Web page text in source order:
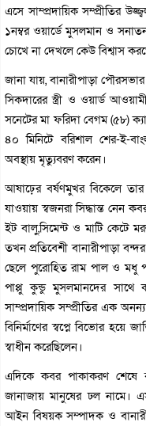
এসে সাম্প্রদায়িক সম্প্রীতির
১নম্বর ওয়ার্ডে মুসলমান ও সনাতন
চোখে না দেখলে কেউ বিশ্বাস
জানা যায়, বানারীপাড়া
সিকদারের স্ত্রী ও ওয়ার্ড
সনেটের মা ফরিদা বেগম (৫৮)
৪০ মিনিটে বরিশাল শের-ই-
অবস্থায় মৃত্যুবরণ করেন।
আষাঢ়ের বর্ষণমুখর বিকেলে
যাওয়ায় স্বজনরা সিদ্ধান্ত নেন
ইট বালু,সিমেন্ট ও মাটি কেটে
তখন প্রতিবেশী বানারীপাড়া
ছেলে পুরোহিত রাম পাল ও মধু
পাপ্পু কুন্ডু মুসলমানদের
সাম্প্রদায়িক সম্প্রীতির এক
বিনির্মাণের স্বপ্নে বিভোর হয়ে
স্বাধীন করেছিলেন।
এদিকে কবর পাকাকরণ শেষে
জানাজায় মানুষের ঢল নামে।
আইন বিষয়ক সম্পাদক ও